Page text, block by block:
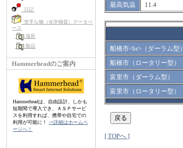
日記
苦手な物（化学物質）データベ
ース
場所
製品
Hammerheadのご案内
Hammerheadは、自由設計、しかも
短期間で導入でき、ＡＳＰサービ
スを利用すれば、携帯や自宅での
利用が可能に！ ⇒詳細はホームペ
ージへ！
最高気温
11.4
船橋市<br>（ダーラム型）
船橋市（ロータリー型）
富里市（ダーラム型）
富里市（ロータリー型）
[ TOPへ ]